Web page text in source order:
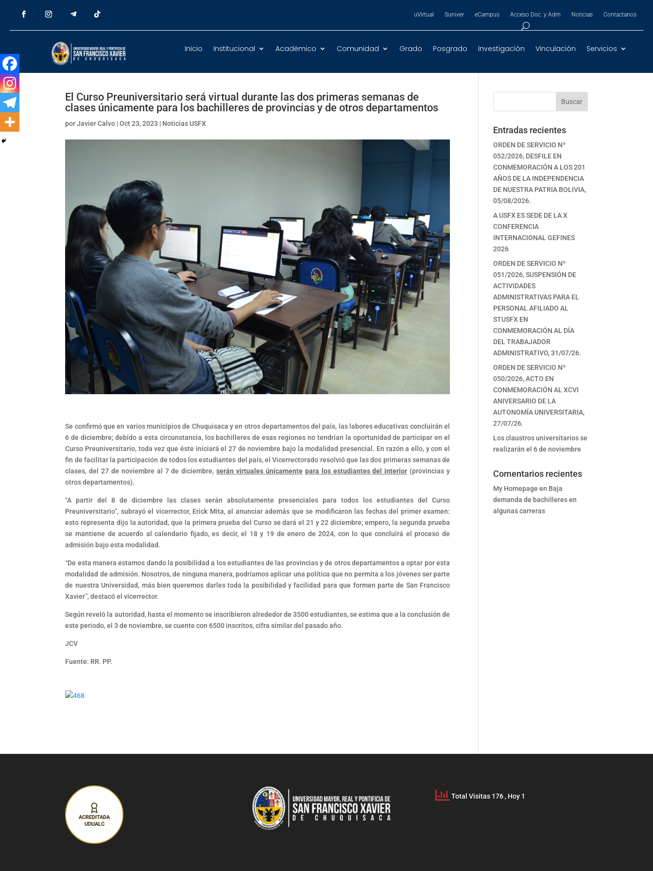
uVirtual Suniver eCampus Acceso Doc. y Adm Noticias Contactanos
Inicio Institucional Académico Comunidad Grado Posgrado Investigación Vinculación Servicios
El Curso Preuniversitario será virtual durante las dos primeras semanas de
clases únicamente para los bachilleres de provincias y de otros departamentos
porJavier Calvo |Oct 23, 2023 | Noticias USFX
Se confirmó que en varios municipios de Chuquisaca y en otros departamentos del país, las labores educativas concluirán el
6 de diciembre; debido a esta circunstancia, los bachilleres de esas regiones no tendrían la oportunidad de participar en el
Curso Preuniversitario, toda vez que éste iniciará el 27 de noviembre bajo la modalidad presencial. En razón a ello, y con el
fin de facilitar la participación de todos los estudiantes del país, el Vicerrectorado resolvió que las dos primeras semanas de
clases, del 27 de noviembre al 7 de diciembre,serán virtuales únicamente para los estudiantes del interior (provincias y
otros departamentos).
“A partir del 8 de diciembre las clases serán absolutamente presenciales para todos los estudiantes del Curso
Preuniversitario”, subrayó el vicerrector, Erick Mita, al anunciar además que se modificaron las fechas del primer examen:
esto representa dijo la autoridad, que la primera prueba del Curso se dará el 21 y 22 diciembre; empero, la segunda prueba
se mantiene de acuerdo al calendario fijado, es decir, el 18 y 19 de enero de 2024, con lo que concluirá el proceso de
admisión bajo esta modalidad.
“De esta manera estamos dando la posibilidad a los estudiantes de las provincias y de otros departamentos a optar por esta
modalidad de admisión. Nosotros, de ninguna manera, podríamos aplicar una política que no permita a los jóvenes ser parte
de nuestra Universidad, más bien queremos darles toda la posibilidad y facilidad para que formen parte de San Francisco
Xavier”, destacó el vicerrector.
Según reveló la autoridad, hasta el momento se inscribieron alrededor de 3500 estudiantes, se estima que a la conclusión de
este periodo, el 3 de noviembre, se cuente con 6500 inscritos, cifra similar del pasado año.
JCV
Fuente: RR. PP.
Buscar
Entradas recientes
ORDEN DE SERVICIO Nº
052/2026, DESFILE EN
CONMEMORACIÓN A LOS 201
AÑOS DE LA INDEPENDENCIA
DE NUESTRA PATRIA BOLIVIA,
05/08/2026.
A USFX ES SEDE DE LA X
CONFERENCIA
INTERNACIONAL GEFINES
2026
ORDEN DE SERVICIO Nº
051/2026, SUSPENSIÓN DE
ACTIVIDADES
ADMINISTRATIVAS PARA EL
PERSONAL AFILIADO AL
STUSFX EN
CONMEMORACIÓN AL DÍA
DEL TRABAJADOR
ADMINISTRATIVO, 31/07/26.
ORDEN DE SERVICIO Nº
050/2026, ACTO EN
CONMEMORACIÓN AL XCVI
ANIVERSARIO DE LA
AUTONOMÍA UNIVERSITARIA,
27/07/26.
Los claustros universitarios se
realizarán el 6 de noviembre
Comentarios recientes
My Homepage en Baja
demanda de bachilleres en
algunas carreras
ACREDITADA
UDUALC
Total Visitas 176 , Hoy 1